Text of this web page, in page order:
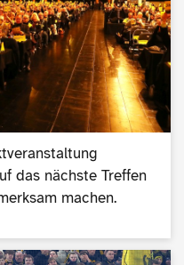
das nächste Treffen
machen.